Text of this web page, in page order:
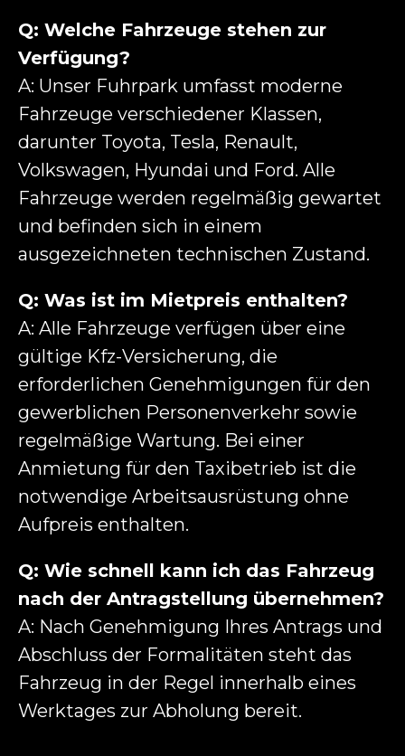
Q: Welche Fahrzeuge stehen zur
Verfügung?
A: Unser Fuhrpark umfasst moderne
Fahrzeuge verschiedener Klassen,
darunter Toyota, Tesla, Renault,
Volkswagen, Hyundai und Ford. Alle
Fahrzeuge werden regelmäßig gewartet
und befinden sich in einem
ausgezeichneten technischen Zustand.
Q: Was ist im Mietpreis enthalten?
A: Alle Fahrzeuge verfügen über eine
gültige Kfz-Versicherung, die
erforderlichen Genehmigungen für den
gewerblichen Personenverkehr sowie
regelmäßige Wartung. Bei einer
Anmietung für den Taxibetrieb ist die
notwendige Arbeitsausrüstung ohne
Aufpreis enthalten.
Q: Wie schnell kann ich das Fahrzeug
nach der Antragstellung übernehmen?
A: Nach Genehmigung Ihres Antrags und
Abschluss der Formalitäten steht das
Fahrzeug in der Regel innerhalb eines
Werktages zur Abholung bereit.